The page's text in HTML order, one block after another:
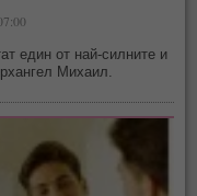
един от най-силните и
Михаил.